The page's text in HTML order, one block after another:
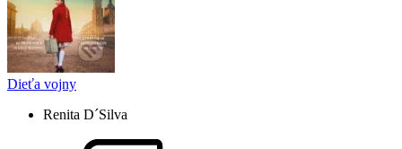
Dieťa vojny
Renita D´Silva